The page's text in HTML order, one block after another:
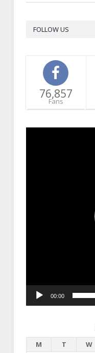
FOLLOW US
76,857
Fans
00:00
M
T W